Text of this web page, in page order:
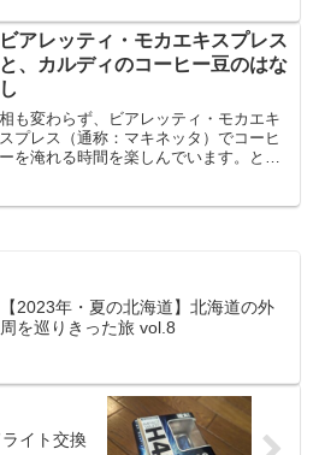
ビアレッティ・モカエキスプレス
と、カルディのコーヒー豆のはな
し
相も変わらず、ビアレッティ・モカエキ
スプレス（通称：マキネッタ）でコーヒ
ーを淹れる時間を楽しんでいます。と言
ありませんでした。外食時にドリンク付
【2023年・夏の北海道】北海道の外
周を巡りきった旅 vol.8
イト交換